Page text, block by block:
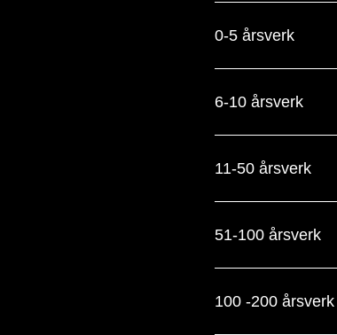
0-5 årsverk
6-10 årsverk
11-50 årsverk
51-100 årsverk
100 -200 årsverk